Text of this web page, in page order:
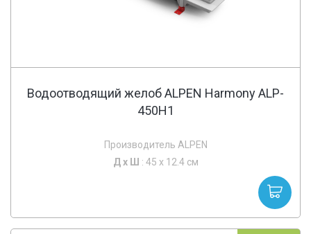
Водоотводящий желоб ALPEN Harmony ALP-
450H1
Производитель ALPEN
Д х Ш : 45 x 12.4 см